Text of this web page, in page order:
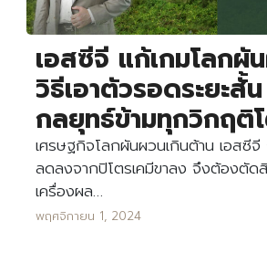
เอสซีจี แก้เกมโลกผั
วิธีเอาตัวรอดระยะสั้
กลยุทธ์ข้ามทุกวิกฤติ
เศรษฐกิจโลกผันผวนเกินต้าน เอสซีจี
ลดลงจากปิโตรเคมีขาลง จึงต้องตัด
เครื่องผล…
พฤศจิกายน 1, 2024